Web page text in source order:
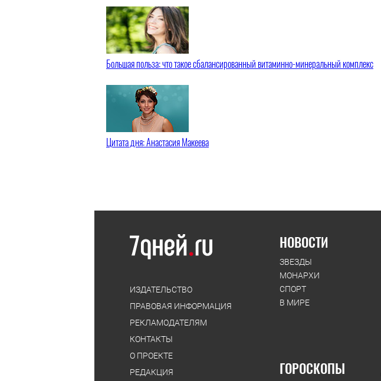
Большая польза: что такое сбалансированный витаминно-минеральный комплекс
Цитата дня: Анастасия Макеева
ИЗДАТЕЛЬСТВО
ПРАВОВАЯ ИНФОРМАЦИЯ
РЕКЛАМОДАТЕЛЯМ
КОНТАКТЫ
О ПРОЕКТЕ
РЕДАКЦИЯ
НОВОСТИ
ЗВЕЗДЫ
МОНАРХИ
СПОРТ
В МИРЕ
ГОРОСКОПЫ